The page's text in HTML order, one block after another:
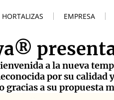
HORTALIZAS EMPRESA
a la nueva
por su
gracias a su propuesta